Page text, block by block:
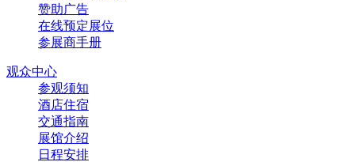
赞助广告
在线预定展位
参展商手册
观众中心
参观须知
酒店住宿
交通指南
展馆介绍
日程安排